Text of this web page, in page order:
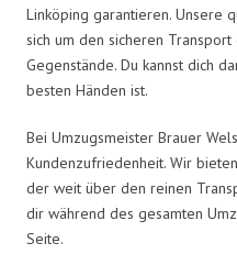
Linköping garantieren. Unsere
sich um den sicheren
Gegenstände. Du kannst dich
besten Händen ist.
Bei Umzugsmeister Brauer
Kundenzufriedenheit. Wir
der weit über den reinen
dir während des gesamten
Seite.